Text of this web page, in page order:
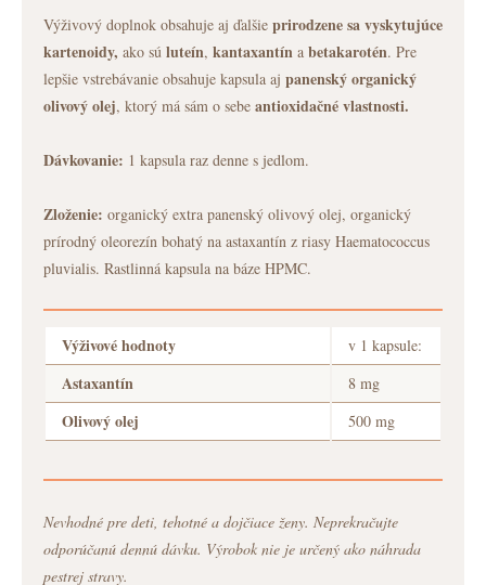
Výživový doplnok obsahuje aj ďalšie prirodzene sa vyskytujúce
kartenoidy, ako sú luteín, kantaxantín a betakarotén. Pre
lepšie vstrebávanie obsahuje kapsula aj panenský organický
olivový olej, ktorý má sám o sebe antioxidačné vlastnosti.
Dávkovanie: 1 kapsula raz denne s jedlom.
Zloženie: organický extra panenský olivový olej, organický
prírodný oleorezín bohatý na astaxantín z riasy Haematococcus
pluvialis. Rastlinná kapsula na báze HPMC.
Výživové hodnoty v 1 kapsule:
Astaxantín 8 mg
Olivový olej 500 mg
Nevhodné pre deti, tehotné a dojčiace ženy. Neprekračujte
odporúčanú dennú dávku. Výrobok nie je určený ako náhrada
pestrej stravy.